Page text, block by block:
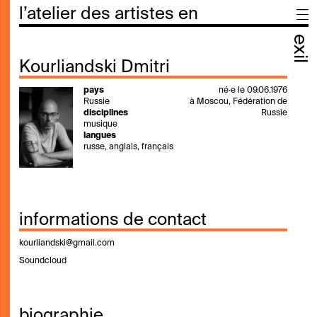
l’atelier des artistes en
exil
Kourliandski Dmitri
pays
Russie
disciplines
musique
langues
russe, anglais, français
né·e le 09.06.1976
à Moscou, Fédération de
Russie
informations de contact
kourliandski@gmail.com
Soundcloud